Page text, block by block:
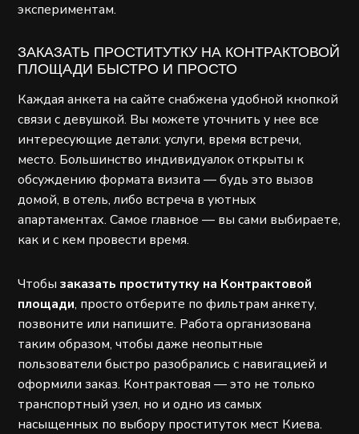
экспериментам.
ЗАКАЗАТЬ ПРОСТИТУТКУ НА КОНТРАКТОВОЙ
ПЛОЩАДИ БЫСТРО И ПРОСТО
Каждая анкета на сайте снабжена удобной кнопкой
связи с девушкой. Вы можете уточнить у нее все
интересующие детали: услуги, время встречи,
место. Большинство индивидуалок открыты к
обсуждению формата визита — будь это вызов
домой, в отель, либо встреча в уютных
апартаментах. Самое главное — вы сами выбираете,
как и с кем провести время.
Чтобызаказать проститутку на Контрактовой
площади, просто отберите по фильтрам анкету,
позвоните или напишите. Работа организована
таким образом, чтобы даже неопытные
пользователи быстро разобрались с навигацией и
оформили заказ. Контрактовая — это не только
транспортный узел, но и одно из самых
насыщенных по выбору проституток мест Киева.